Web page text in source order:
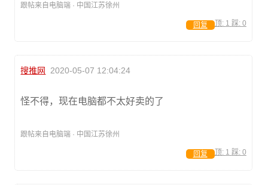
跟帖来自电脑端 · 中国江苏徐州
顶: 1 踩: 0
回复
搜推网 2020-05-07 12:04:24
怪不得，现在电脑都不太好卖的了
跟帖来自电脑端 · 中国江苏徐州
顶: 1 踩: 0
回复